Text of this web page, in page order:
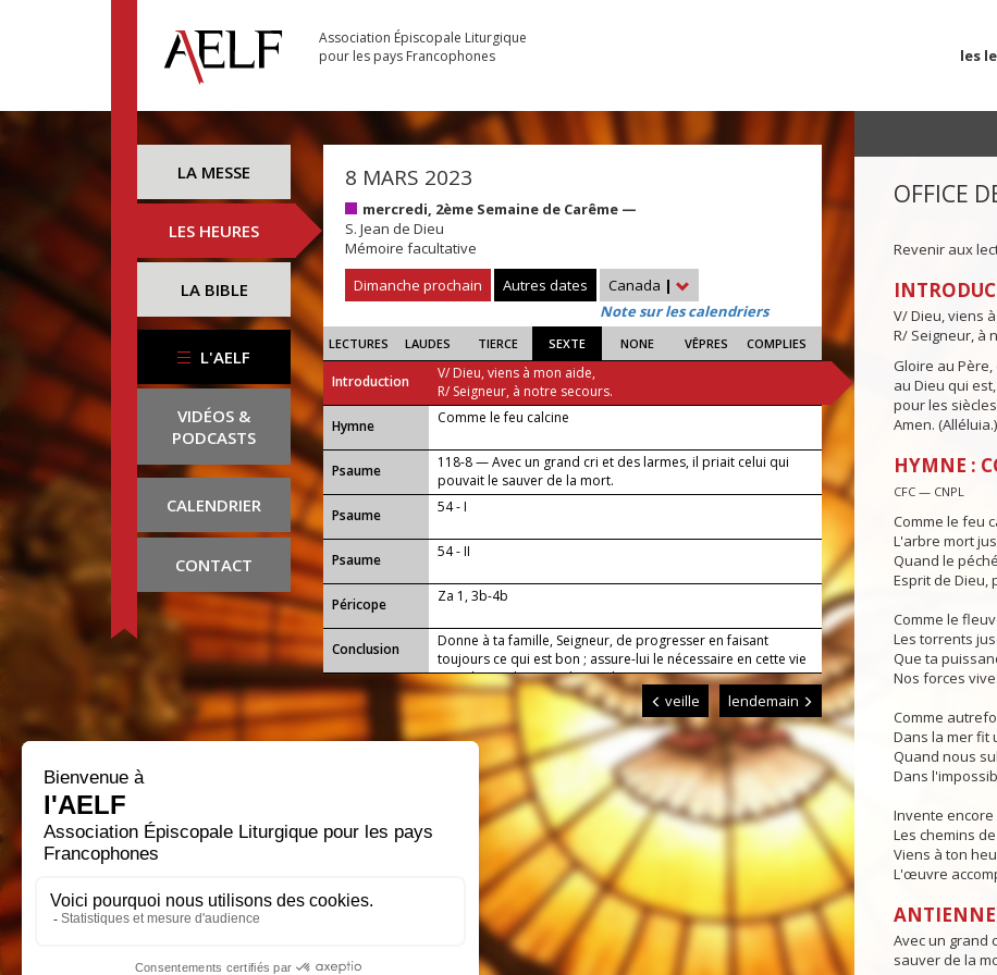
Association Épiscopale Liturgique
pour les pays Francophones
les
LA MESSE
LES HEURES
LA BIBLE
L'AELF
VIDÉOS &
PODCASTS
CALENDRIER
CONTACT
8 MARS 2023
mercredi, 2ème Semaine de Carême —
S. Jean de Dieu
Mémoire facultative
Dimanche prochain
Autres dates Canada |
Note sur les calendriers
LECTURES LAUDES TIERCE SEXTE NONE VÊPRES COMPLIES
Introduction
V/ Dieu, viens à mon aide,
R/ Seigneur, à notre secours.
...
Hymne Comme le feu calcine
Psaume
118-8 — Avec un grand cri et des larmes, il priait celui qui
pouvait le sauver de la mort.
Psaume
54 - I
Psaume 54 - II
Péricope Za 1, 3b-4b
Conclusion
Donne à ta famille, Seigneur, de progresser en faisant
toujours ce qui est bon ; assure-lui le nécessaire en cette vie
pour la conduire aux biens du Royaume.
veille lendemain
OFFICE
Revenir aux
V/ Dieu, viens
R/ Seigneur, à
Gloire au Père,
au Dieu qui
pour les
Amen. (Alléluia.)
HYMNE :
CFC — CNPL
Comme le feu
L'arbre mort
Quand le
Esprit de Dieu,
Comme le
Les torrents
Que ta
Nos forces
Comme
Dans la mer fit
Quand nous
Dans
Invente
Les chemins
Viens à ton
L'œuvre
ANTIENNE
Avec un grand
sauver de la